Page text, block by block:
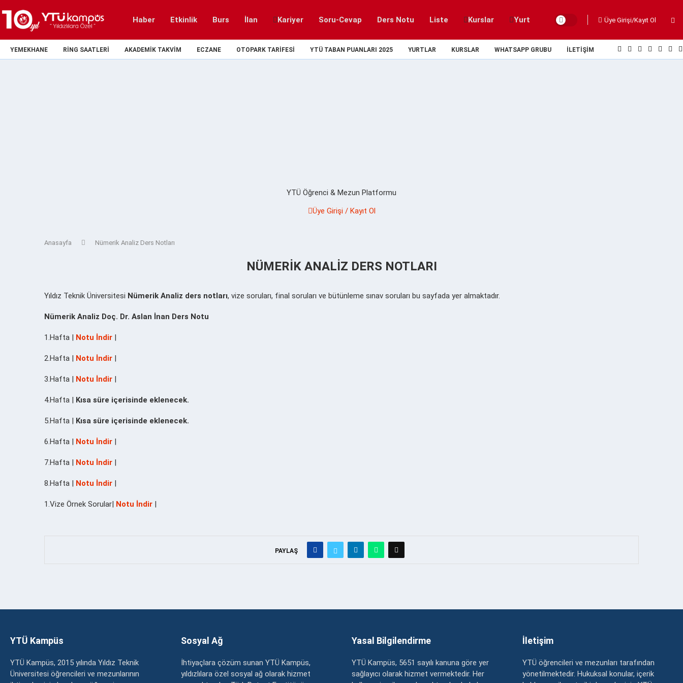
Haber Etkinlik Burs İlan Kariyer Soru-Cevap Ders Notu Liste Kurslar Yurt Üye Girişi/Kayıt Ol
YEMEKHANE RING SAATLERI AKADEMIK TAKVIM ECZANE OTOPARK TARIFESI YTÜ TABAN PUANLARI 2025 YURTLAR KURSLAR WHATSAPP GRUBU İLETIŞIM
YTÜ Öğrenci & Mezun Platformu
Üye Girişi / Kayıt Ol
Anasayfa Nümerik Analiz Ders Notları
NÜMERIK ANALIZ DERS NOTLARI
Yıldız Teknik Üniversitesi Nümerik Analiz ders notları, vize soruları, final soruları ve bütünleme sınav soruları bu sayfada yer almaktadır.
Nümerik Analiz Doç. Dr. Aslan İnan Ders Notu
1.Hafta | Notu İndir |
2.Hafta | Notu İndir |
3.Hafta | Notu İndir |
4.Hafta | Kısa süre içerisinde eklenecek.
5.Hafta | Kısa süre içerisinde eklenecek.
6.Hafta | Notu İndir |
7.Hafta | Notu İndir |
8.Hafta | Notu İndir |
1.Vize Örnek Sorular| Notu İndir |
PAYLAŞ
YTÜ Kampüs
YTÜ Kampüs, 2015 yılında Yıldız Teknik
Üniversitesi öğrencileri ve mezunlarının
Sosyal Ağ
İhtiyaçlara çözüm sunan YTÜ Kampüs,
yıldızlılara özel sosyal ağ olarak hizmet
Yasal Bilgilendirme
YTÜ Kampüs, 5651 sayılı kanuna göre yer
sağlayıcı olarak hizmet vermektedir. Her
İletişim
YTÜ öğrencileri ve mezunları tarafından
yönetilmektedir. Hukuksal konular, içerik